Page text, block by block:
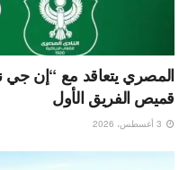
المصري يتعاقد مع “إن جي
قميص الفريق الأول